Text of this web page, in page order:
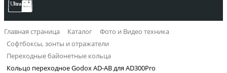
Главная страница Каталог
Фото и Видео техника
Софтбоксы, зонты и отражатели
Переходные байонетные кольца
Кольцо переходное Godox AD-AB для AD300Pro